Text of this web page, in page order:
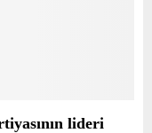
lideri